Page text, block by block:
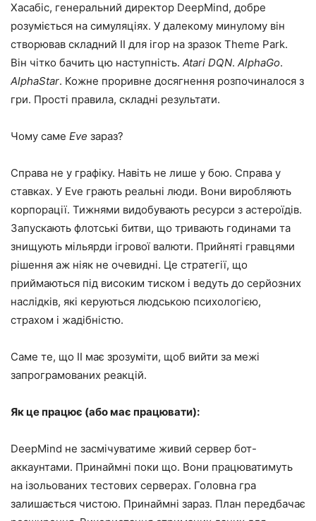
Хасабіс, генеральний директор DeepMind, добре
розуміється на симуляціях. У далекому минулому він
створював складний ІІ для ігор на зразок Theme Park.
Він чітко бачить цю наступність. Atari DQN. AlphaGo.
AlphaStar. Кожне проривне досягнення розпочиналося з
гри. Прості правила, складні результати.
Чому саме Eve зараз?
Справа не у графіку. Навіть не лише у бою. Справа у
ставках. У Eve грають реальні люди. Вони виробляють
корпорації. Тижнями видобувають ресурси з астероїдів.
Запускають флотські битви, що тривають годинами та
знищують мільярди ігрової валюти. Прийняті гравцями
рішення аж ніяк не очевидні. Це стратегії, що
приймаються під високим тиском і ведуть до серйозних
наслідків, які керуються людською психологією,
страхом і жадібністю.
Саме те, що ІІ має зрозуміти, щоб вийти за межі
запрограмованих реакцій.
Як це працює (або має працювати):
DeepMind не засмічуватиме живий сервер бот-
аккаунтами. Принаймні поки що. Вони працюватимуть
на ізольованих тестових серверах. Головна гра
залишається чистою. Принаймні зараз. План передбачає